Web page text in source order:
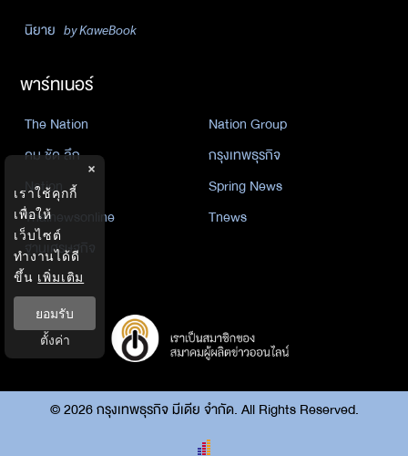
นิยาย by KaweBook
พาร์ทเนอร์
The Nation
Nation Group
คม ชัด ลึก
กรุงเทพธุรกิจ
Nation
Spring News
Thainewsonline
Tnews
ฐานเศรษฐกิจ
©2026กรุงเทพธุรกิจ มีเดีย จำกัด. All Rights Reserved.
×
เราใช้คุกกี้
เพื่อให้
เว็บไซต์
ทำงานได้ดี
ขึ้น เพิ่มเติม
ยอมรับ
ตั้งค่า